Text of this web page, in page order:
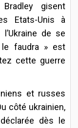
gisent
Etats-Unis à
de se
le faudra » est
cette guerre
et russes
côté ukrainien,
dès le